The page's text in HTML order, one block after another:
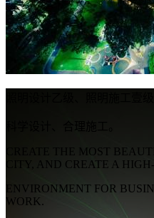
CREATE THE MOST
CITY, AND CREATE A
ENVIRONMENT FOR
WORK.